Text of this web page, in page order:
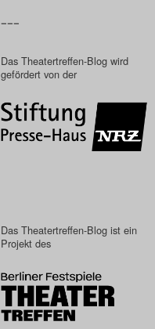
–––
Das Theatertreffen-Blog wird
gefördert von der
Das Theatertreffen-Blog ist ein
Projekt des